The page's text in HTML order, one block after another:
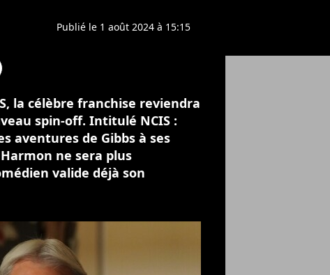
Publié le 1 août 2024 à 15:15
la célèbre franchise reviendra
spin-off. Intitulé NCIS :
aventures de Gibbs à ses
ne sera plus
valide déjà son